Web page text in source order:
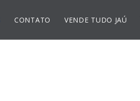
CONTATO VENDE TUDO JAÚ